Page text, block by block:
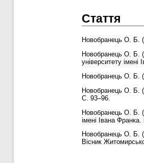
Стаття
Новобранець О. Б.
Новобранець О. Б.
університету
Новобранець О. Б.
Новобранець О. Б.
С. 93–96.
Новобранець О. Б.
імені Івана
Новобранець О. Б.
Вісник